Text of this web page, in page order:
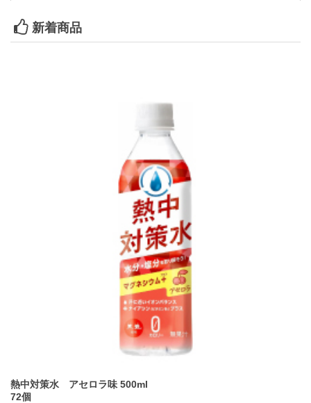
2026年04月16日 お知らせ
さて、昨今の中東情勢の緊迫化に伴い、原油価格の高騰および原材料供給
弊社取扱商品におきましても、今後の供給体制に影響が生じる可能性があ
る旨の連絡を受けております。つきましては、当面の弊社取扱商品につき
ましてご案内させて頂きます。
詳細は以下よりご確認下さい。
お知らせ
ゴールデンウィークのお申込受付と商品発送についてのお知らせ
日頃はサイクルメンバー倶楽部をご利用頂き、誠にありがとうございま
ゴールデンウィークの受付と発送対応についてご案内致します。当事務局
また当サイトに掲載している商品のゴールデンウィーク前納品は
4月20日(月)ご注文迄 となっております。
新着商品
熱中対策水 アセロラ味 500ml
72個